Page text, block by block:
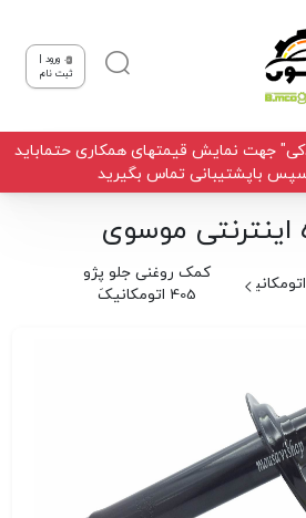
ورود |
ثبت نام
جهت نمایش قیمتهای همکاری حتماباید
باپشتیبانی تماس بگیرید
اینترنتی موسوی
اتومکانیک
کمک روغنی جلو پژو
405 اتومکانیکَ